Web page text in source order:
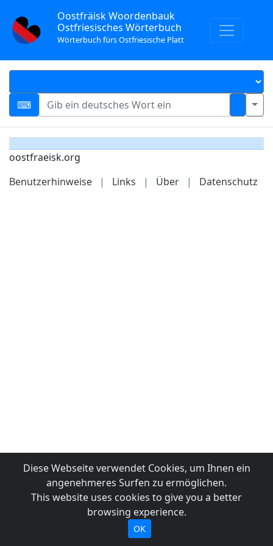
Oostfräisk Woordenbauk
Ostfriesisches Wörterbuch
Wörterbuch fürs Ostfriesische Platt
oostfraeisk.org
Benutzerhinweise
| Links | Über | Datenschutz
Diese Webseite verwendet Cookies, um Ihnen ein
angenehmeres Surfen zu ermöglichen.
This website uses cookies to give you a better
browsing experience.
OK